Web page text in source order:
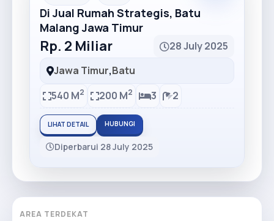
Di Jual Rumah Strategis, Batu
Malang Jawa Timur
Rp. 2 Miliar
28 July 2025
Jawa Timur,Batu
540 M2 200 M2 3 2
LIHAT DETAIL HUBUNGI
Diperbarui 28 July 2025
AREA TERDEKAT